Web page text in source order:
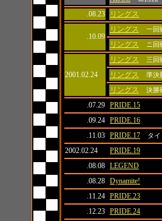
.08.23
リングス
.10.09
リングス 一回
リングス
ニ回
2001.02.24
リングス 三回
リングス
準決
リングス
決勝
.07.29 PRIDE.15
.09.24 PRIDE.16
.11.03 PRIDE.17 タ
2002.02.24
PRIDE.19
.08.08 LEGEND
.08.28 Dynamite!
.11.24 PRIDE.23
.12.23 PRIDE.24